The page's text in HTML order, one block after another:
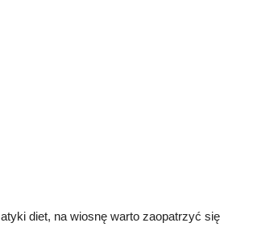
diet, na wiosnę warto zaopatrzyć się